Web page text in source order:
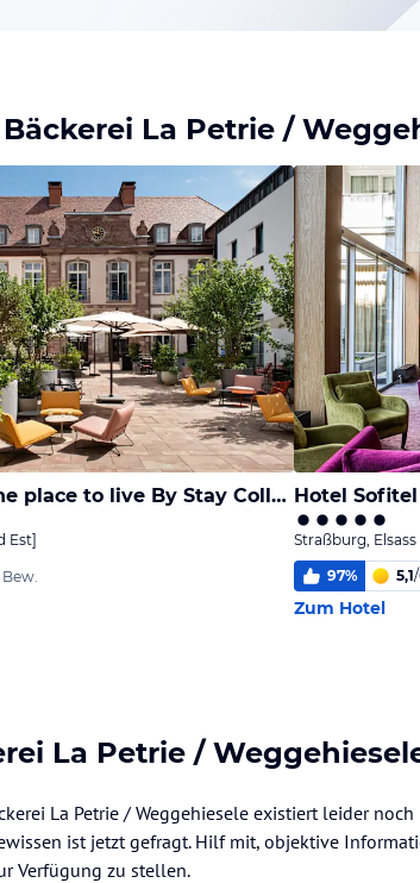
La Petrie /
Hôtel LÉONOR the place to live By Stay Collection
Est]
Hotel
Straßburg, Elsass
97% 5,1/
Zum Hotel
La Petrie /
La Petrie / Weggehiesele existiert leider
ist jetzt gefragt. Hilf mit, objektive
Verfügung zu stellen.